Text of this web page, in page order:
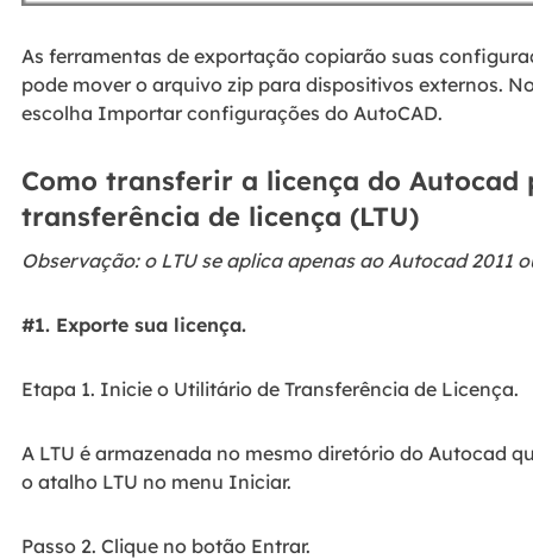
As ferramentas de exportação copiarão suas
pode mover o arquivo zip para dispositivos externos.
escolha Importar configurações do AutoCAD.
Como transferir a licença do
transferência de licença (LTU)
Observação: o LTU se aplica apenas ao Autocad 2011
#1. Exporte sua licença.
Etapa 1. Inicie o Utilitário de Transferência de Licença.
A LTU é armazenada no mesmo diretório do Autocad
o atalho LTU no menu Iniciar.
Passo 2. Clique no botão Entrar.